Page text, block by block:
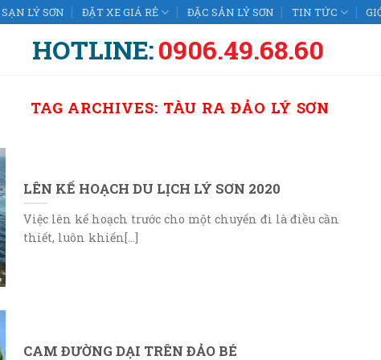
LÝ SƠN ĐẶT XE GIÁ RẺ ĐẶC SẢN LÝ SƠN TIN TỨC
HOTLINE:0906.49.68.60
TAG ARCHIVES: TÀU RA ĐẢO LÝ SƠN
LÊN KẾ HOẠCH DU LỊCH LÝ SƠN 2020
Việc lên kế hoạch trước cho một chuyến đi là điều cần
thiết, luôn khiến[...]
CAM ĐƯỜNG DẠI TRÊN ĐẢO BÉ